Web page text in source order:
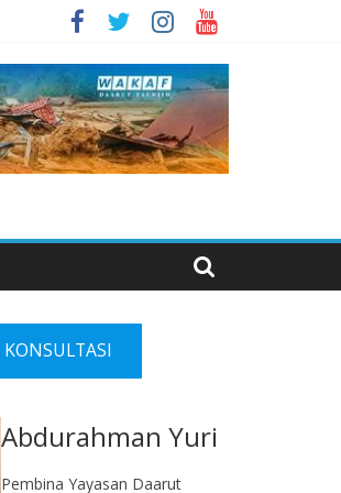
KONSULTASI
Abdurahman Yuri
Pembina Yayasan Daarut